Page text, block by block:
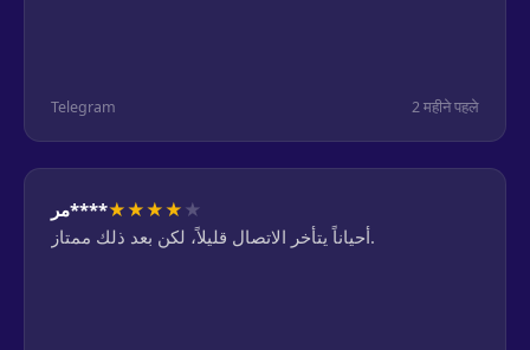
Telegram 2 महीने पहले
مر****★★★★ ★
أحياناً يتأخر الاتصال قليلاً، لكن بعد ذلك ممتاز.